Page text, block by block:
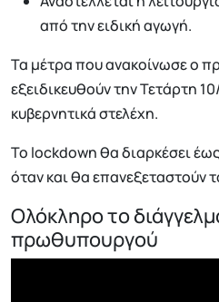
από την ειδική αγωγή.
Τα μέτρα που ανακοίνωσε ο
εξειδικευθούν την Τετάρτη
κυβερνητικά στελέχη.
To lockdown θα διαρκέσει
όταν και θα επανεξεταστούν
Ολόκληρο το
πρωθυπουργού